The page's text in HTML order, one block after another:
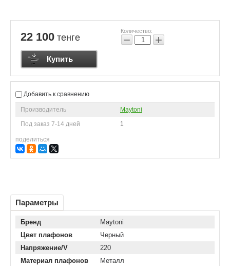
22 100 тенге
Количество:
− +
Купить
Добавить к сравнению
Производитель
Maytoni
Под заказ 7-14 дней
1
поделиться
Параметры
Бренд
Maytoni
Цвет плафонов
Черный
Напряжение/V
220
Материал плафонов
Металл